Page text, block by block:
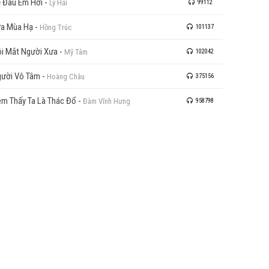
Đâu Em Hỡi - Lý Hải 99112
Mùa Hạ - Hồng Trúc 101137
Mắt Người Xưa - Mỹ Tâm 102042
Vô Tâm - Hoàng Châu 375156
Thấy Ta Là Thác Đổ - Đàm Vĩnh Hưng 958798